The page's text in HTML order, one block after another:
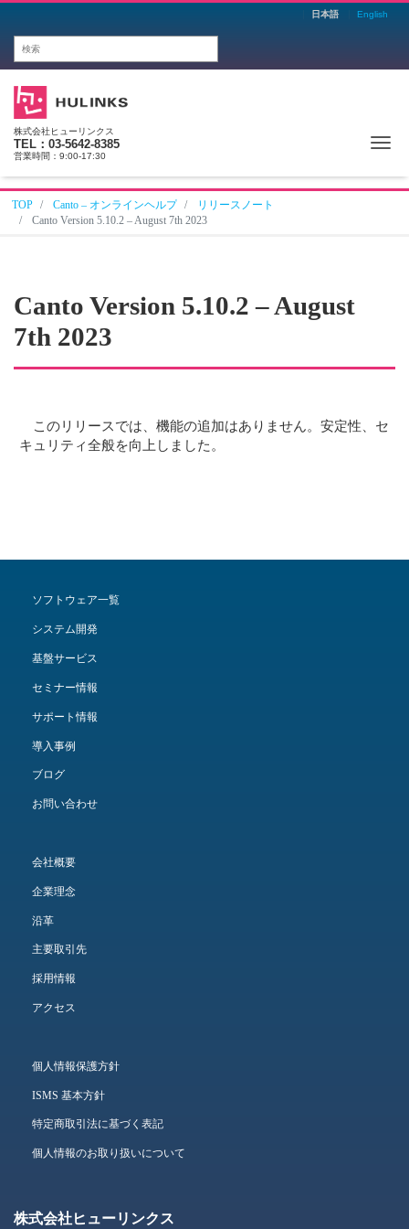
日本語 English
株式会社ヒューリンクス
TEL：03-5642-8385
営業時間：9:00-17:30
TOP Canto – オンラインヘルプ
リリースノート
Canto Version 5.10.2 – August 7th 2023
Canto Version 5.10.2 – August
7th 2023
このリリースでは、機能の追加はありません。安定性、セ
キュリティ全般を向上しました。
ソフトウェア一覧
システム開発
基盤サービス
セミナー情報
サポート情報
導入事例
ブログ
お問い合わせ
会社概要
企業理念
沿革
主要取引先
採用情報
アクセス
個人情報保護方針
ISMS 基本方針
特定商取引法に基づく表記
個人情報のお取り扱いについて
株式会社ヒューリンクス